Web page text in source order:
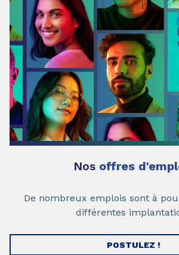
Nos offres
De nombreux emplois sont à
différentes
POSTULEZ !